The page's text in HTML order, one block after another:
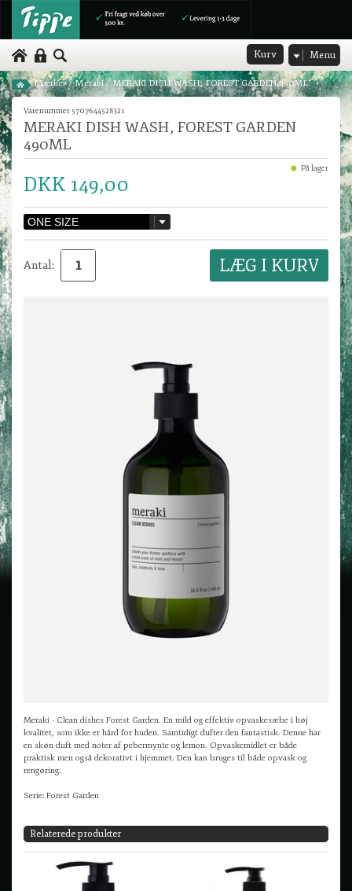
Kurv Menu
Mærker/ Meraki/ MERAKI DISH WASH, FOREST GARDEN 490ML
Varenummer 5707644528321
MERAKI DISH WASH, FOREST GARDEN
490ML
På lager
DKK 149,00
Antal:
Meraki - Clean dishes Forest Garden. En mild og effektiv opvaskesæbe i høj
kvalitet, som ikke er hård for huden. Samtidigt dufter den fantastisk. Denne har
en skøn duft med noter af pebermynte og lemon. Opvaskemidlet er både
praktisk men også dekorativt i hjemmet. Den kan bruges til både opvask og
rengøring.
Serie: Forest Garden
Relaterede produkter